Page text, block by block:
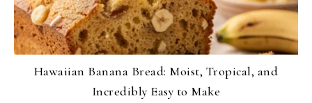
Hawaiian Banana Bread: Moist, Tropical, and
Incredibly Easy to Make